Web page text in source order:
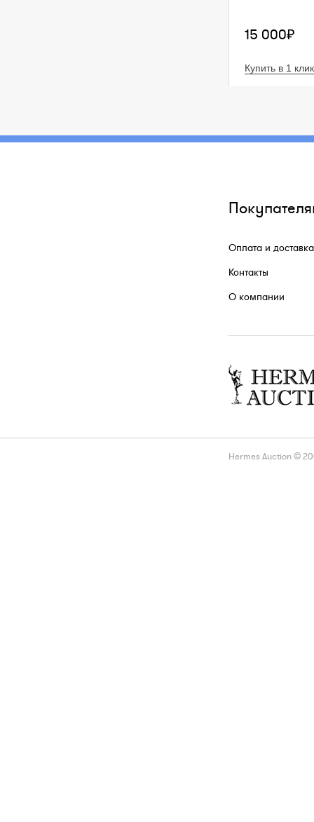
15 000₽
Купить в 1 клик
Оплата и доставка
Контакты
О компании
Hermes Auction ©